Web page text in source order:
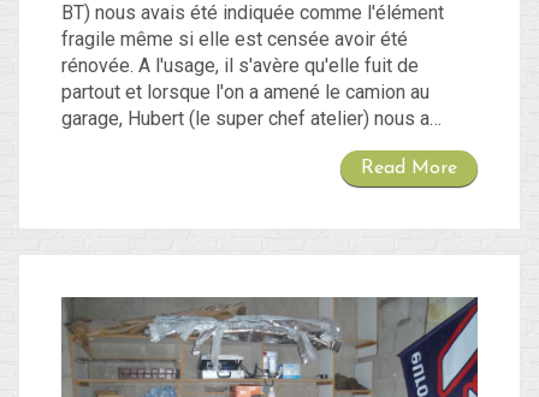
BT) nous avais été indiquée comme l'élément
fragile même si elle est censée avoir été
rénovée. A l'usage, il s'avère qu'elle fuit de
partout et lorsque l'on a amené le camion au
garage, Hubert (le super chef atelier) nous a…
Read More